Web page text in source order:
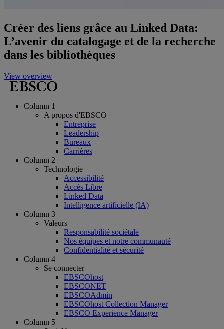
Créer des liens grâce au Linked Data:
L’avenir du catalogage et de la recherche
dans les bibliothèques
View overview
Column 1
A propos d'EBSCO
Entreprise
Leadership
Bureaux
Carrières
Column 2
Technologie
Accessibilité
Accès Libre
Linked Data
Intelligence artificielle (IA)
Column 3
Valeurs
Responsabilité sociétale
Nos équipes et notre communauté
Confidentialité et sécurité
Column 4
Se connecter
EBSCOhost
EBSCONET
EBSCOAdmin
EBSCOhost Collection Manager
EBSCO Experience Manager
Column 5